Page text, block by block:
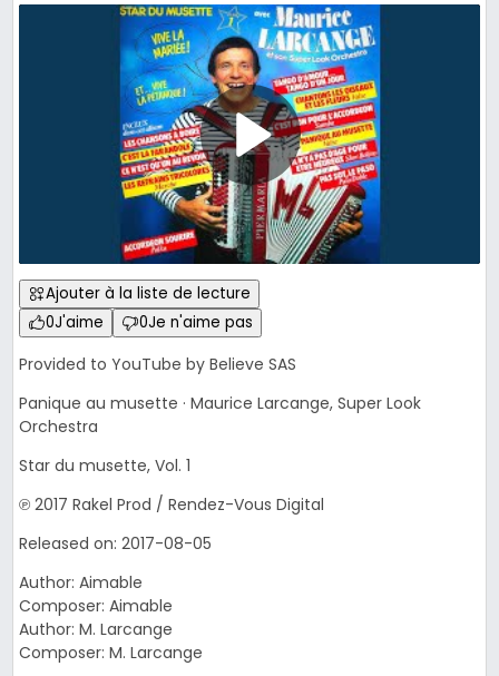
Ajouter à la liste de lecture
0J'aime 0Je n'aime pas
Provided to YouTube by Believe SAS
Panique au musette · Maurice Larcange, Super Look
Orchestra
Star du musette, Vol. 1
℗ 2017 Rakel Prod / Rendez-Vous Digital
Released on: 2017-08-05
Author: Aimable
Composer: Aimable
Author: M. Larcange
Composer: M. Larcange